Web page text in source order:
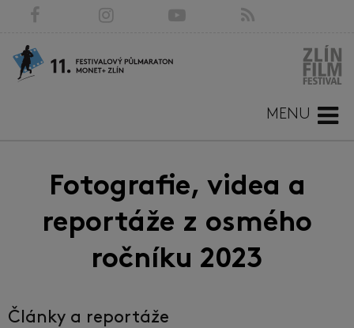
MENU
Fotografie, videa a
reportáže z osmého
ročníku 2023
Články a reportáže